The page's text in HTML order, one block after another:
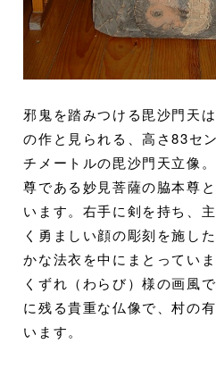
邪鬼を踏みつける毘沙門天
の作と見られる、高さ83セ
チメートルの毘沙門天立像
尊である妙見菩薩の脇本尊
います。右手に剣を持ち、
く勇ましい顔の彫刻を施し
かな法衣を中にまとってい
くずれ（わらび）様の画風
に残る貴重な仏像で、村の
います。